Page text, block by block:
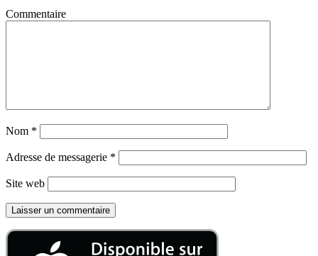
Commentaire
Nom *
Adresse de messagerie *
Site web